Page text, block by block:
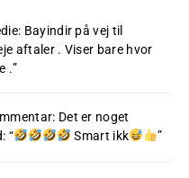
Bayindir på vej til
aftaler . Viser bare hvor
.”
Det er noget
: “ Smart ikk ”